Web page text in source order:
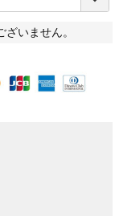
いません。